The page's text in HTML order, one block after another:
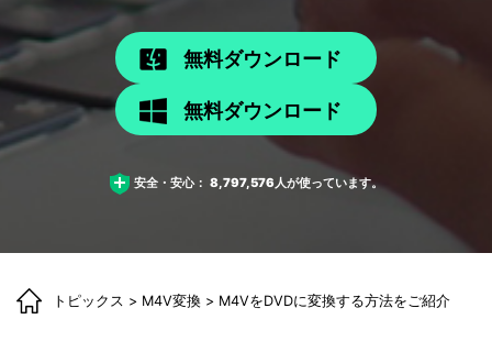
無料ダウンロード
無料ダウンロード
安全・安心： 8,797,576人が使っています。
トピックス > M4V変換 > M4VをDVDに変換する方法をご紹介